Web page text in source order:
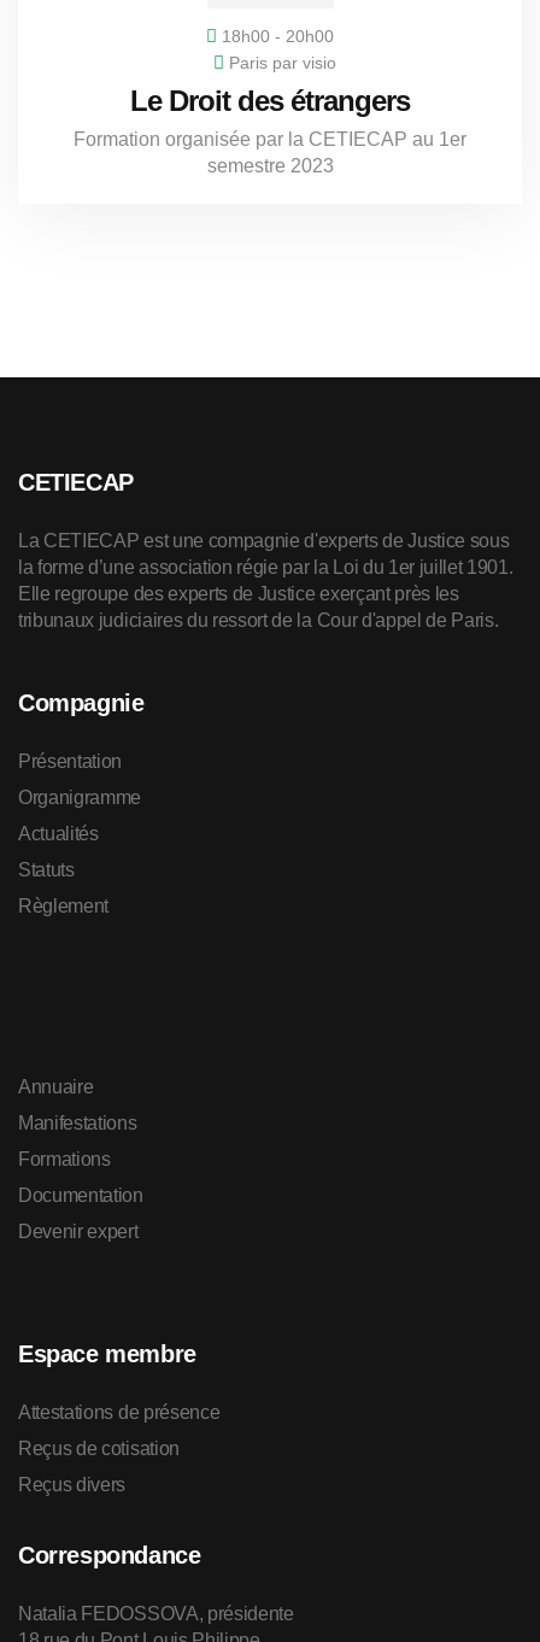
18h00 - 20h00
Paris par visio
Le Droit des étrangers
Formation organisée par la CETIECAP au 1er
semestre 2023
CETIECAP
La CETIECAP est une compagnie d'experts de Justice sous
la forme d’une association régie par la Loi du 1er juillet 1901.
Elle regroupe des experts de Justice exerçant près les
tribunaux judiciaires du ressort de la Cour d'appel de Paris.
Compagnie
Présentation
Organigramme
Actualités
Statuts
Règlement
Annuaire
Manifestations
Formations
Documentation
Devenir expert
Espace membre
Attestations de présence
Reçus de cotisation
Reçus divers
Correspondance
Natalia FEDOSSOVA, présidente